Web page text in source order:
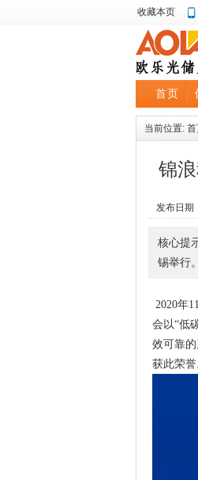
收藏本页
首页
当前位置:
锦
发布日期
核心提
锡举行
2020年
会以“低
效可靠
获此荣誉